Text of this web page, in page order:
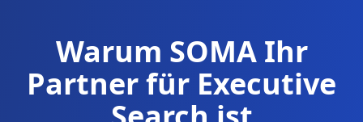
Warum SOMA Ihr
Partner für Executive